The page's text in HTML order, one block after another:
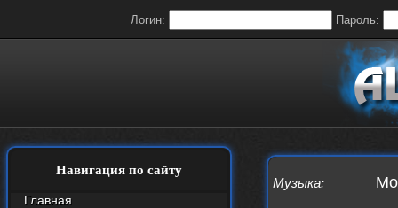
Логин: Пароль:
Навигация по сайту
Главная
Музыка: